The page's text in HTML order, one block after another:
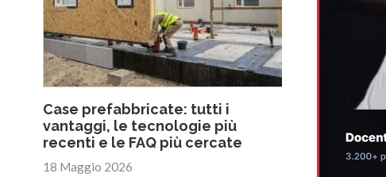
Case prefabbricate: tutti i
vantaggi, le tecnologie più
recenti e le FAQ più cercate
18 Maggio 2026